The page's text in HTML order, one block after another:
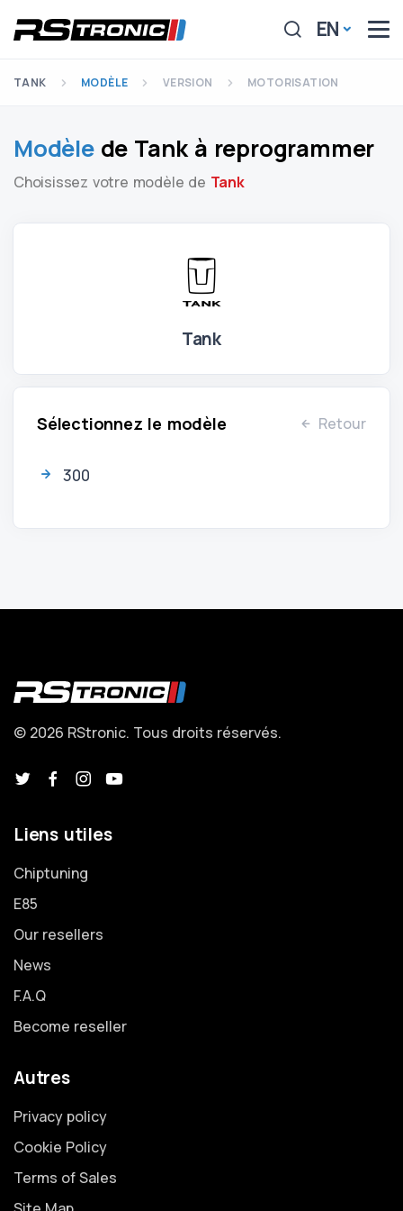
EN
TANK MODÈLE VERSION MOTORISATION
Modèlede Tank à reprogrammer
Choisissez votre modèle de Tank
Tank
Sélectionnez le modèle Retour
300
© 2026 RStronic. Tous droits réservés.
Liens utiles
Chiptuning
E85
Our resellers
News
F.A.Q
Become reseller
Autres
Privacy policy
Cookie Policy
Terms of Sales